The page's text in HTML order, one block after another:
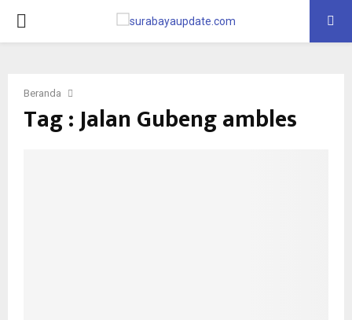
PRIMARY
Beranda
Tag : Jalan Gubeng ambles